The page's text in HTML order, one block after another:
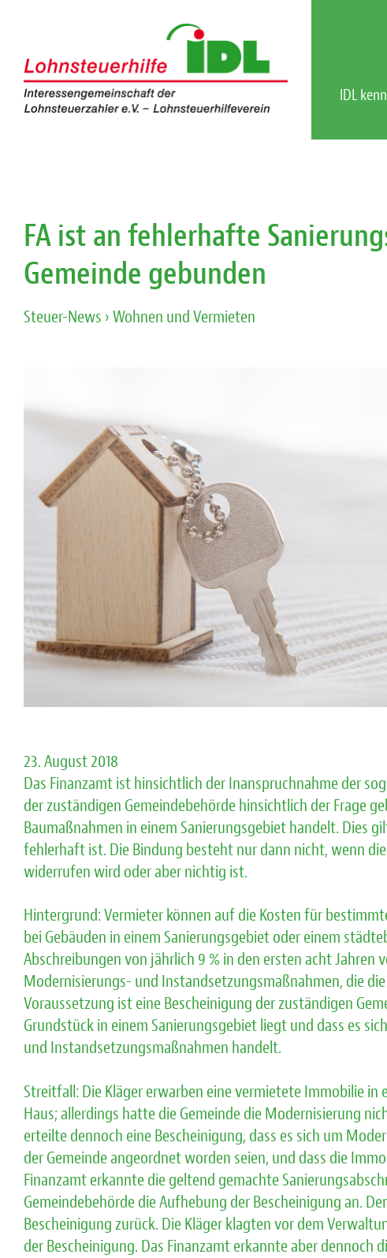
IDL
FA ist an fehlerhafte
Gemeinde gebunden
Steuer-News › Wohnen und Vermieten
23. August 2018
Das Finanzamt ist hinsichtlich der Inanspruchnahme der
der zuständigen Gemeindebehörde hinsichtlich der Frage
Baumaßnahmen in einem Sanierungsgebiet handelt. Dies
fehlerhaft ist. Die Bindung besteht nur dann nicht, wenn
widerrufen wird oder aber nichtig ist.
Hintergrund: Vermieter können auf die Kosten für
bei Gebäuden in einem Sanierungsgebiet oder einem
Abschreibungen von jährlich 9 % in den ersten acht
Modernisierungs- und Instandsetzungsmaßnahmen, die
Voraussetzung ist eine Bescheinigung der zuständigen
Grundstück in einem Sanierungsgebiet liegt und dass es
und Instandsetzungsmaßnahmen handelt.
Streitfall: Die Kläger erwarben eine vermietete Immobilie
Haus; allerdings hatte die Gemeinde die Modernisierung
erteilte dennoch eine Bescheinigung, dass es sich um
der Gemeinde angeordnet worden seien, und dass die
Finanzamt erkannte die geltend gemachte
Gemeindebehörde die Aufhebung der Bescheinigung an.
Bescheinigung zurück. Die Kläger klagten vor dem
der Bescheinigung. Das Finanzamt erkannte aber dennoch